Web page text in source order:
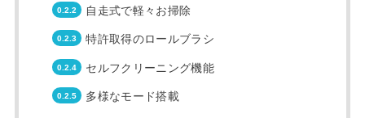
自走式で軽々お掃除
特許取得のロールブラシ
セルフクリーニング機能
多様なモード搭載